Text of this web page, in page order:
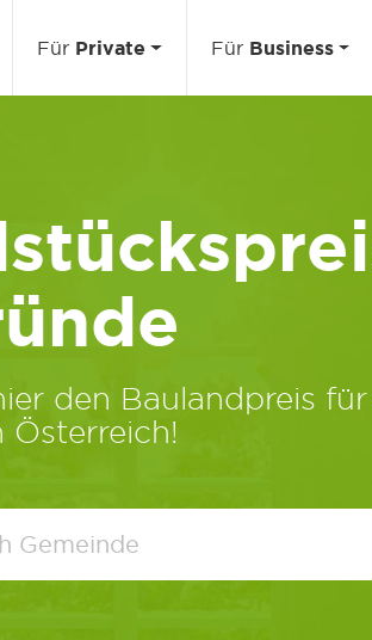
Für Private Für Business
den Baulandpreis für
Österreich!